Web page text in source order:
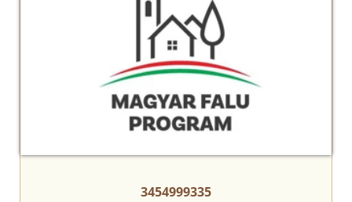
3454999335